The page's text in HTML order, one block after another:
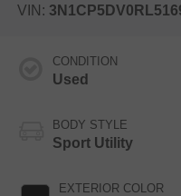
VIN:
CONDITION
Used
BODY STYLE
Sport Utility
EXTERIOR COLOR